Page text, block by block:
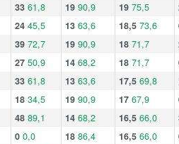
33 61,8 19 90,9 19 75,5
24 45,5 13 63,6 18,5 73,6
39 72,7 19 90,9 18 71,7
27 50,9 14 68,2 18 71,7
33 61,8 13 63,6 17,5 69,8
18 34,5 19 90,9 17 67,9
48 89,1 14 68,2 16,5 66,0
0 0,0 18 86,4 16,5 66,0